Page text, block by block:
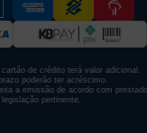
de crédito terá valor adicional.
poderão ter acréscimo.
a emissão de acordo com
pertinente.